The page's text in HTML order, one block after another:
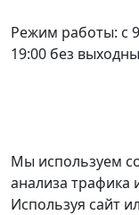
Режим работы: c
19:00 без
Мы используем
анализа трафика
Используя сайт